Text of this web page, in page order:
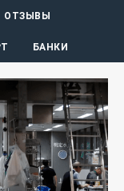
ОТЗЫВЫ
БАНКИ